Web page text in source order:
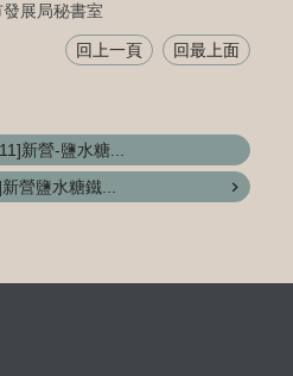
展局秘書室
回上一頁 回最上面
新營-鹽水糖...
營鹽水糖鐵...